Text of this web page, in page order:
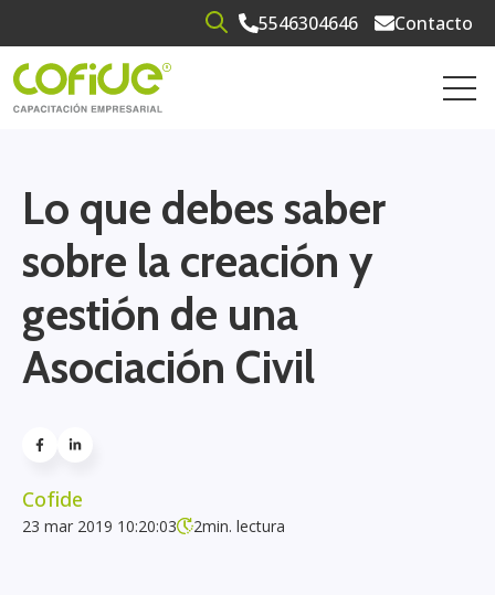
Open search5546304646 Contacto
Lo que debes saber
sobre la creación y
gestión de una
Asociación Civil
Cofide
23 mar 2019 10:20:03 2min. lectura